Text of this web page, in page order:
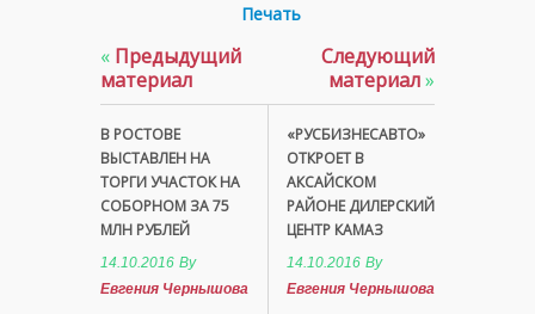
Печать
« Предыдущий
материал
В РОСТОВЕ
ВЫСТАВЛЕН НА
ТОРГИ УЧАСТОК НА
СОБОРНОМ ЗА 75
МЛН РУБЛЕЙ
14.10.2016 By
Евгения Чернышова
Следующий
материал»
«РУСБИЗНЕСАВТО»
ОТКРОЕТ В
АКСАЙСКОМ
РАЙОНЕ ДИЛЕРСКИЙ
ЦЕНТР КАМАЗ
14.10.2016 By
Евгения Чернышова